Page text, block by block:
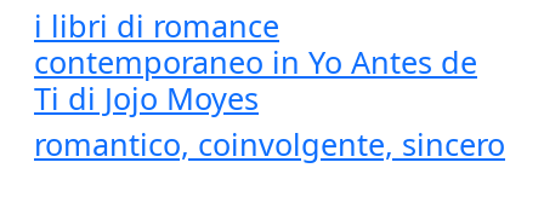
i libri di romance
contemporaneo in Yo Antes de
Ti di Jojo Moyes
romantico, coinvolgente, sincero